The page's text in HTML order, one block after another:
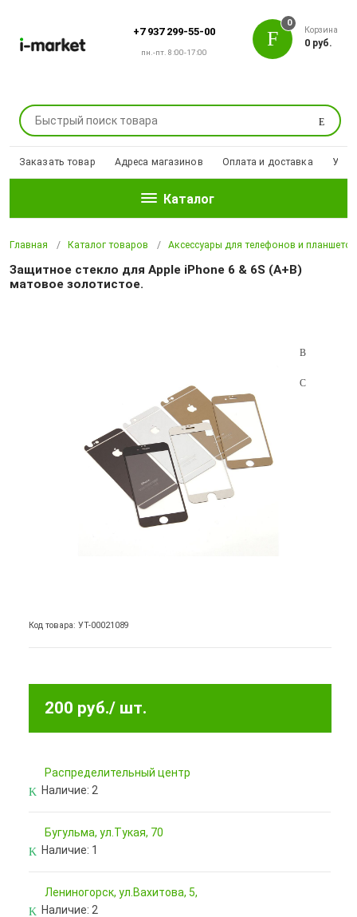
+7 937 299-55-00
пн.-пт. 8:00-17:00
Поиск
0
Корзина
0 руб.
Заказать товар Адреса магазинов Оплата и доставка
Каталог
Главная Каталог товаров Аксессуары для телефонов и планшетов
Защитное стекло для Apple iPhone 6 & 6S (A+B)
матовое золотистое.
Код товара: УТ-00021089
200 руб./ шт.
Pаспределительный центр
Наличие: 2
Бугульма, ул.Тукая, 70
Наличие: 1
Лениногорск, ул.Вахитова, 5,
Наличие: 2